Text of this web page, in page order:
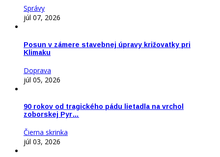
Správy
júl 07, 2026
Posun v zámere stavebnej úpravy križovatky pri
Klimaku
Doprava
júl 05, 2026
90 rokov od tragického pádu lietadla na vrchol
zoborskej Pyr…
Čierna skrinka
júl 03, 2026